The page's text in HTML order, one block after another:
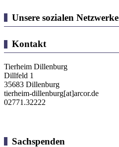
Unsere sozialen Netzwerke
Kontakt
Tierheim Dillenburg
Dillfeld 1
35683 Dillenburg
tierheim-dillenburg[at]arcor.de
02771.32222
Sachspenden